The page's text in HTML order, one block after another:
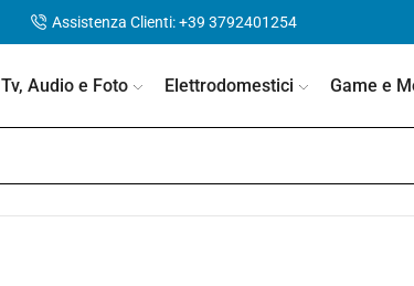
Assistenza Clienti: +39 3792401254
Tv, Audio e Foto Elettrodomestici Game e